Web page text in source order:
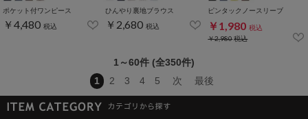
ポケット付ワンピース
￥4,480 税込
ひんやり裏地ブラウス
￥2,680 税込
ピンタックノースリーブ
￥1,980 税込
￥2,980税込
1～60件 (全350件)
1
2 3 4 5 次 最後